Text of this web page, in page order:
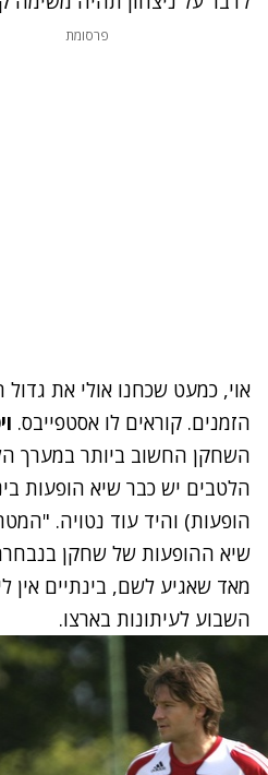
פרסומת
אוי, כמעט שכחנו אולי את
הזמנים. קוראים לו אסטפייבס.
הופעות) והיד עוד נטויה.
שיא ההופעות של שחקן
מאד שאגיע לשם, בינתיים אין
השבוע לעיתונות בארצו.